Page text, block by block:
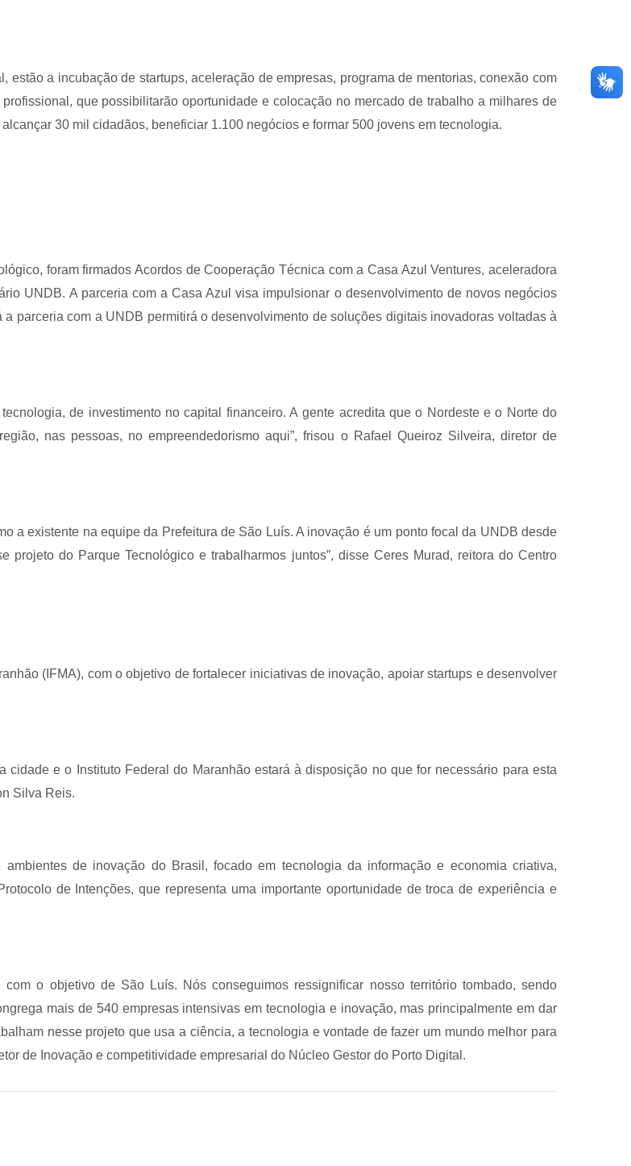
estão a incubação de startups, aceleração de empresas, programa de mentorias, conexão com
que possibilitarão oportunidade e colocação no mercado de trabalho a milhares de
30 mil cidadãos, beneficiar 1.100 negócios e formar 500 jovens em tecnologia.
foram firmados Acordos de Cooperação Técnica com a Casa Azul Ventures, aceleradora
UNDB. A parceria com a Casa Azul visa impulsionar o desenvolvimento de novos negócios
parceria com a UNDB permitirá o desenvolvimento de soluções digitais inovadoras voltadas à
de investimento no capital financeiro. A gente acredita que o Nordeste e o Norte do
nas pessoas, no empreendedorismo aqui”, frisou o Rafael Queiroz Silveira, diretor de
a existente na equipe da Prefeitura de São Luís. A inovação é um ponto focal da UNDB desde
do Parque Tecnológico e trabalharmos juntos”, disse Ceres Murad, reitora do Centro
(IFMA), com o objetivo de fortalecer iniciativas de inovação, apoiar startups e desenvolver
cidade e o Instituto Federal do Maranhão estará à disposição no que for necessário para esta
Silva Reis.
de inovação do Brasil, focado em tecnologia da informação e economia criativa,
de Intenções, que representa uma importante oportunidade de troca de experiência e
o objetivo de São Luís. Nós conseguimos ressignificar nosso território tombado, sendo
mais de 540 empresas intensivas em tecnologia e inovação, mas principalmente em dar
nesse projeto que usa a ciência, a tecnologia e vontade de fazer um mundo melhor para
de Inovação e competitividade empresarial do Núcleo Gestor do Porto Digital.